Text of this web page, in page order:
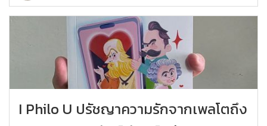
I Philo U ปรัชญาความรักจากเพลโตถึง